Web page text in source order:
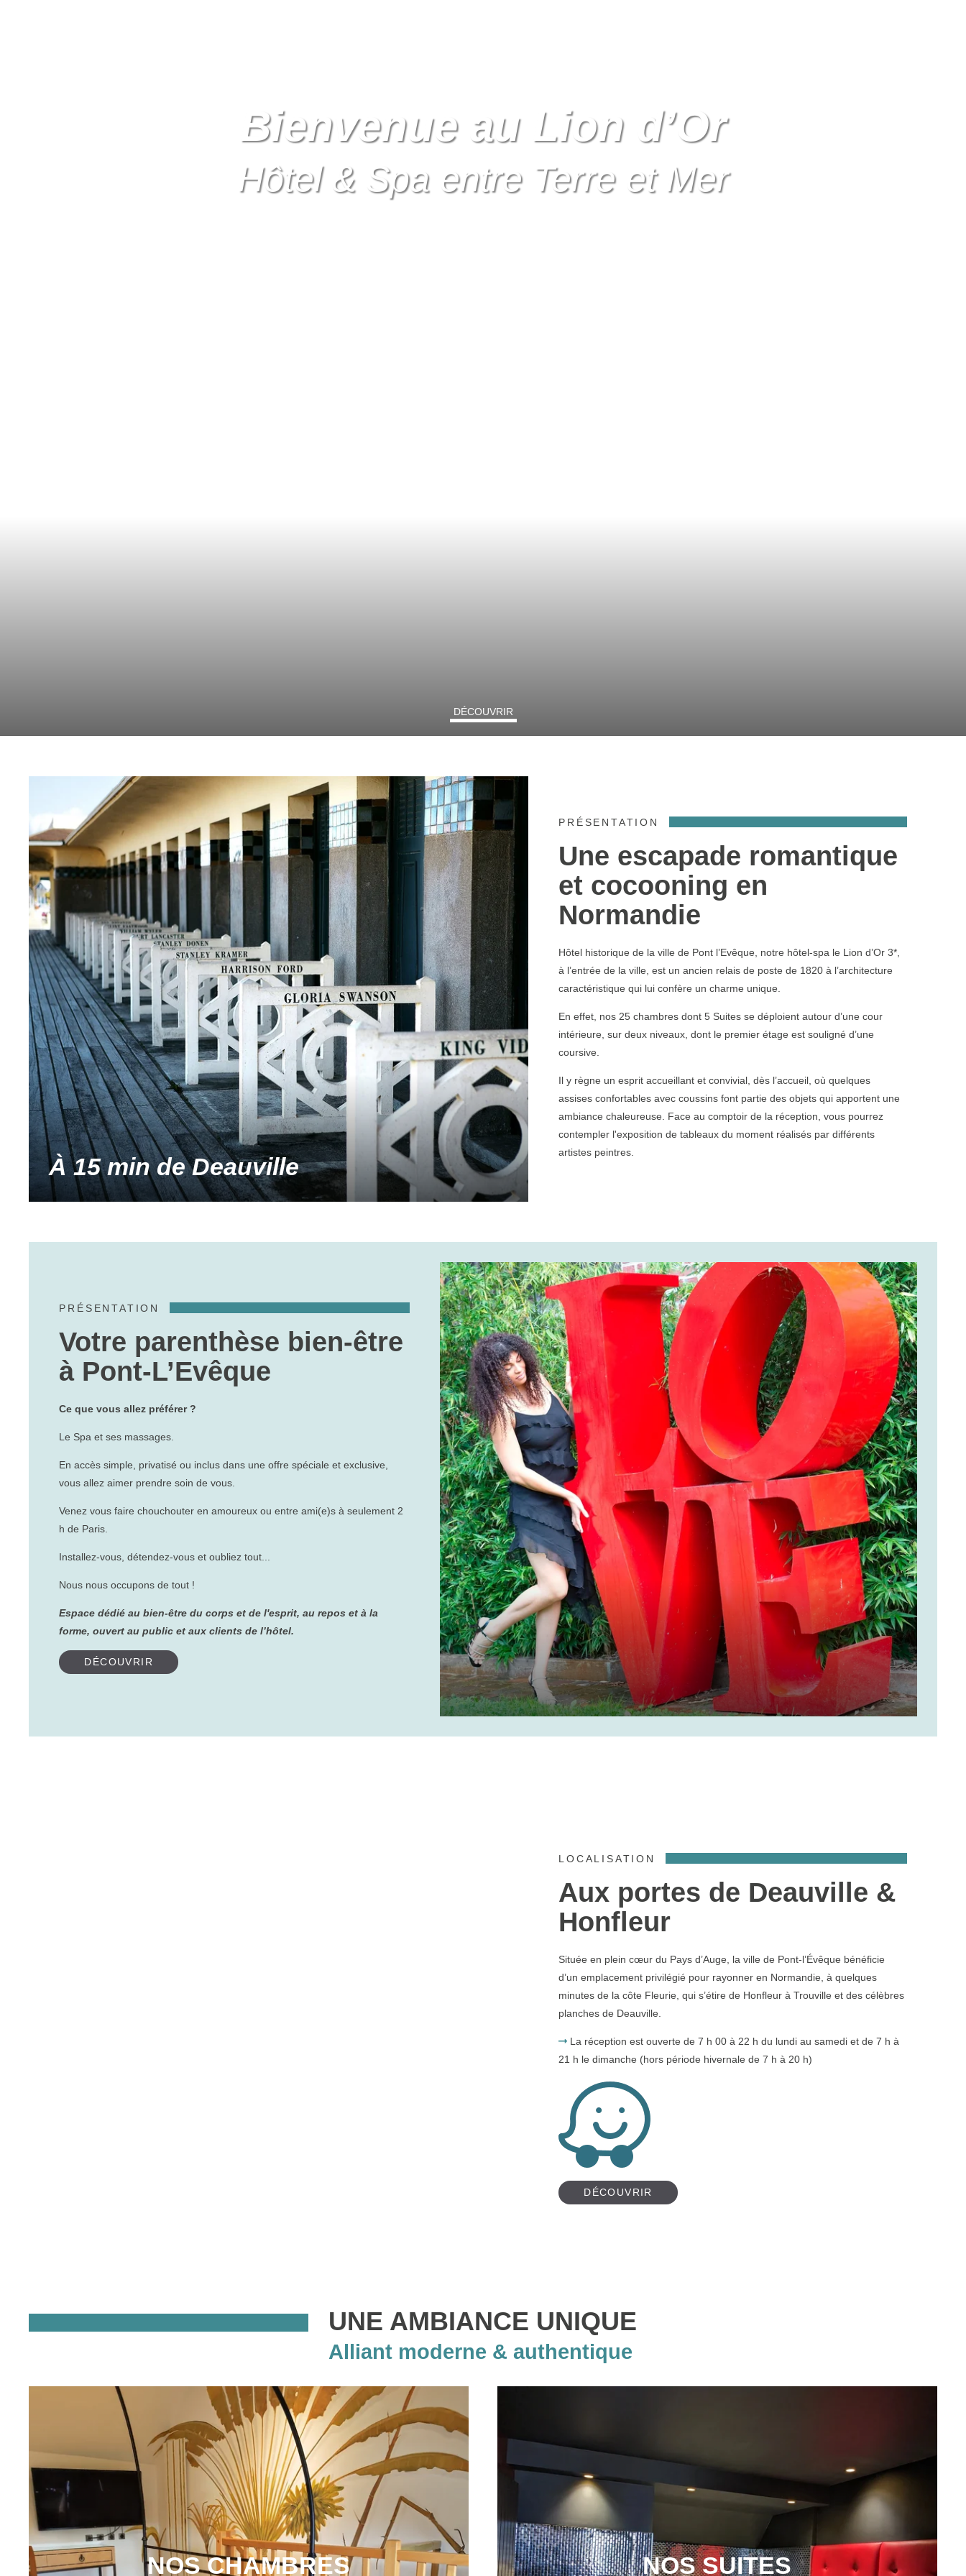
Bienvenue au Lion d’Or
Hôtel & Spa entre Terre et Mer
DÉCOUVRIR
À 15 min de Deauville
PRÉSENTATION
Une escapade romantique
et cocooning en
Normandie
Hôtel historique de la ville de Pont l’Evêque, notre hôtel-spa le Lion d’Or 3*,
à l’entrée de la ville, est un ancien relais de poste de 1820 à l’architecture
caractéristique qui lui confère un charme unique.
En effet, nos 25 chambres dont 5 Suites se déploient autour d’une cour
intérieure, sur deux niveaux, dont le premier étage est souligné d’une
coursive.
Il y règne un esprit accueillant et convivial, dès l’accueil, où quelques
assises confortables avec coussins font partie des objets qui apportent une
ambiance chaleureuse. Face au comptoir de la réception, vous pourrez
contempler l'exposition de tableaux du moment réalisés par différents
artistes peintres.
PRÉSENTATION
Votre parenthèse bien-être
à Pont-L’Evêque
Ce que vous allez préférer ?
Le Spa et ses massages.
En accès simple, privatisé ou inclus dans une offre spéciale et exclusive,
vous allez aimer prendre soin de vous.
Venez vous faire chouchouter en amoureux ou entre ami(e)s à seulement 2
h de Paris.
Installez-vous, détendez-vous et oubliez tout...
Nous nous occupons de tout !
Espace dédié au bien-être du corps et de l'esprit, au repos et à la
forme, ouvert au public et aux clients de l’hôtel.
DÉCOUVRIR
LOCALISATION
Aux portes de Deauville &
Honfleur
Située en plein cœur du Pays d’Auge, la ville de Pont-l’Évêque bénéficie
d’un emplacement privilégié pour rayonner en Normandie, à quelques
minutes de la côte Fleurie, qui s’étire de Honfleur à Trouville et des célèbres
planches de Deauville.
La réception est ouverte de 7 h 00 à 22 h du lundi au samedi et de 7 h à
21 h le dimanche (hors période hivernale de 7 h à 20 h)
DÉCOUVRIR
UNE AMBIANCE UNIQUE
Alliant moderne & authentique
NOS CHAMBRES NOS SUITES